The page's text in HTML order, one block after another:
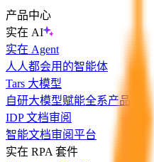
产品中心
实在 AI
实在 Agent
人人都会用的智能体
Tars 大模型
自研大模型赋能全系产品
IDP 文档审阅
智能文档审阅平台
实在 RPA 套件